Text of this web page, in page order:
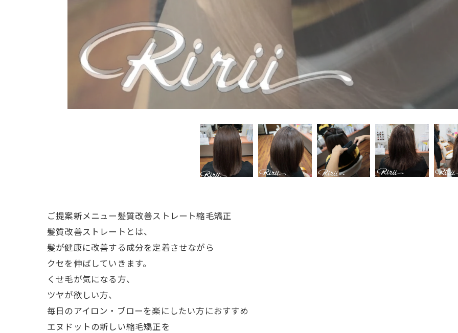
ご提案新メニュー髪質改善ストレート縮毛矯正
髪質改善ストレートとは、
髪が健康に改善する成分を定着させながら
クセを伸ばしていきます。
くせ毛が気になる方、
ツヤが欲しい方、
毎日のアイロン・ブローを楽にしたい方におすすめ
エヌドットの新しい縮毛矯正を